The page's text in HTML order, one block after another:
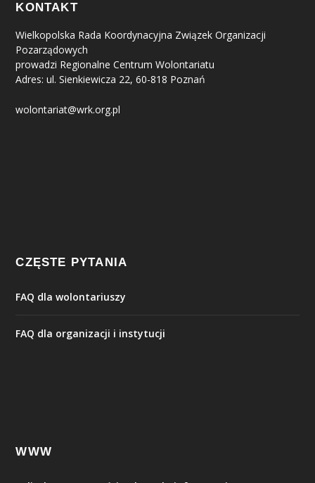
KONTAKT
Wielkopolska Rada Koordynacyjna Związek Organizacji
Pozarządowych
prowadzi Regionalne Centrum Wolontariatu
Adres: ul. Sienkiewicza 22, 60-818 Poznań
wolontariat@wrk.org.pl
CZĘSTE PYTANIA
FAQ dla wolontariuszy
FAQ dla organizacji i instytucji
WWW